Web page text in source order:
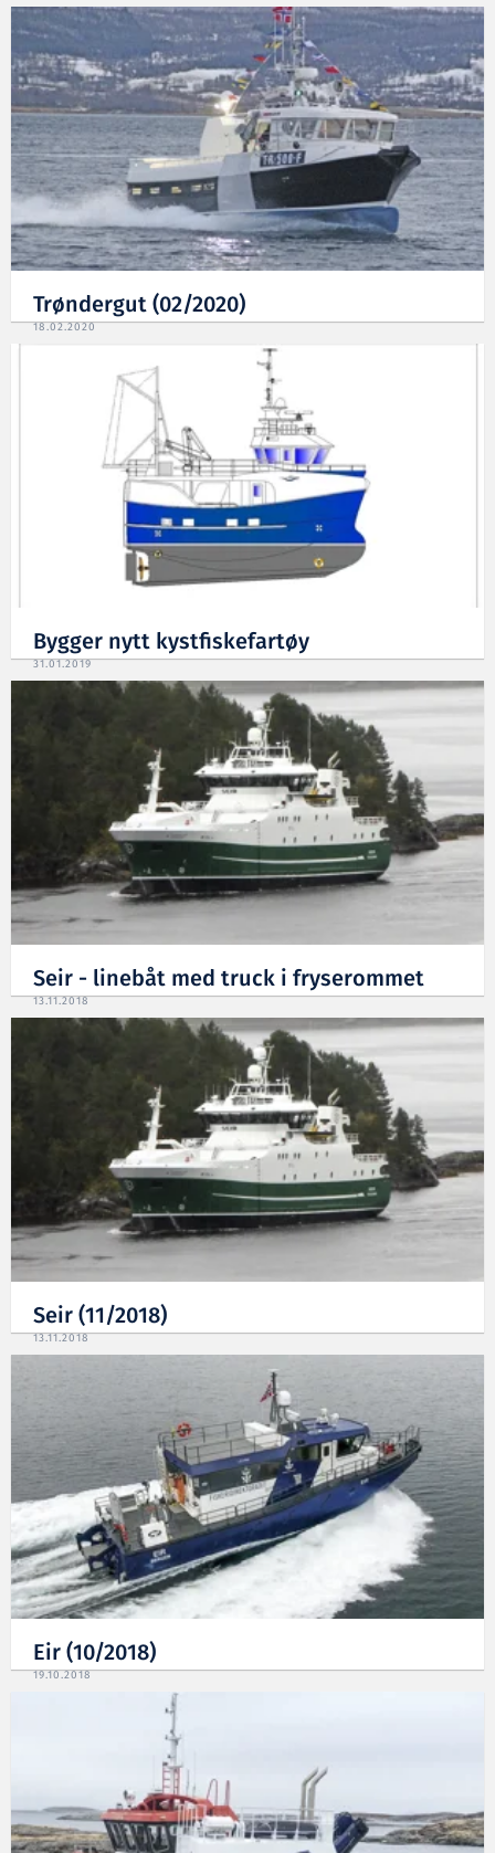
Trøndergut (02/2020)
18.02.2020
Bygger nytt kystfiskefartøy
31.01.2019
Seir - linebåt med truck i fryserommet
13.11.2018
Seir (11/2018)
13.11.2018
Eir (10/2018)
19.10.2018